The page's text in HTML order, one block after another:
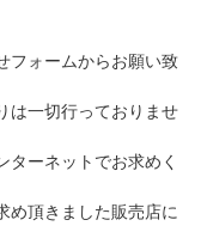
フォームからお願い致
は一切行っておりませ
ターネットでお求めく
め頂きました販売店に